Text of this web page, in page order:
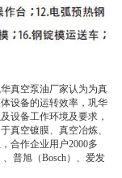
真空泵油厂家认为为真
设备的运转效率，巩华
设备工作环境及要求，
真空镀膜、真空冶炼、
合作企业用户2000多
普旭（Bosch）、爱发